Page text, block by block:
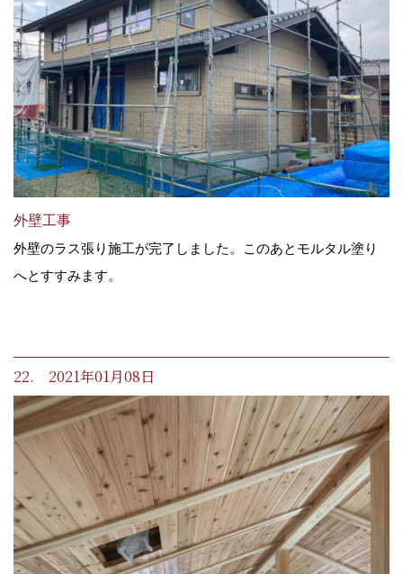
外壁工事
外壁のラス張り施工が完了しました。このあとモルタル塗り
へとすすみます。
22. 2021年01月08日